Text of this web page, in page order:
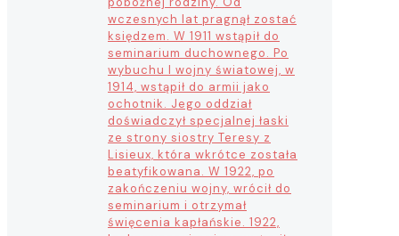
wczesnych lat pragnął zostać
księdzem. W 1911 wstąpił do
seminarium duchownego. Po
wybuchu I wojny światowej, w
1914, wstąpił do armii jako
ochotnik. Jego oddział
doświadczył specjalnej łaski
ze strony siostry Teresy z
Lisieux, która wkrótce została
beatyfikowana. W 1922, po
zakończeniu wojny, wrócił do
seminarium i otrzymał
święcenia kapłańskie. 1922,